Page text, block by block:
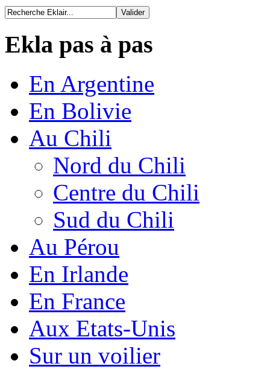
Ekla pas à pas
En Argentine
En Bolivie
Au Chili
Nord du Chili
Centre du Chili
Sud du Chili
Au Pérou
En Irlande
En France
Aux Etats-Unis
Sur un voilier